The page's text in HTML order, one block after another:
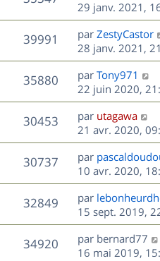
e
s
a
g
e
m
e
s
s
a
g
e
i
e
r
m
e
s
s
a
g
e
u
s
e
r
n
i
e
r
m
e
s
s
a
g
e
29 janv. 2021,
39991
u
s
D
e
r
n
i
e
r
m
e
s
s
a
g
e
par ZestyCastor
28 janv. 2021,
35880V
u
e
s
D
e
r
n
i
e
r
m
e
s
s
a
g
e
par Tony971
22 juin 2020,
30453V
u
s
D
e
r
n
i
e
r
m
e
s
s
par utagawa
21 avr. 2020,
30737V
u
s
D
e
r
n
i
e
r
m
par
10 avr. 2020,
32849V
u
D
e
r
n
i
par
15 sept. 2019,
34920V
D
e
par bernard77
16 mai 2019,